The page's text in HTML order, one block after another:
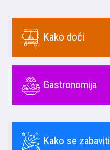
Kako doći
Gastronomija
Kako se zabaviti